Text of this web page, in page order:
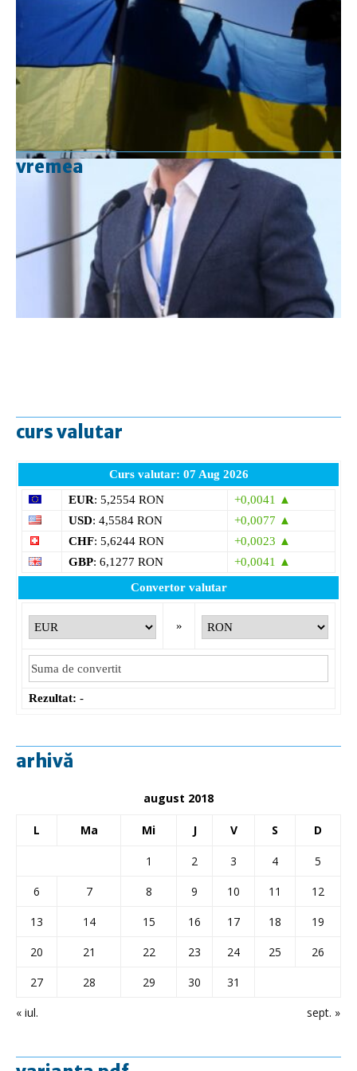
vremea
curs valutar
Curs valutar: 07 Aug 2026
EUR: 5,2554 RON
+0,0041 ▲
USD: 4,5584 RON
+0,0077 ▲
CHF: 5,6244 RON
+0,0023 ▲
GBP: 6,1277 RON
+0,0041 ▲
Convertor valutar
»
Rezultat: -
arhivă
august 2018
L Ma Mi J V S D
« iul. sept. »
1 2 3 4
5
6
7 8 9 10 11
12
13
14 15 16 17 18
19
20
21 22 23 24 25
26
27
28 29 30 31